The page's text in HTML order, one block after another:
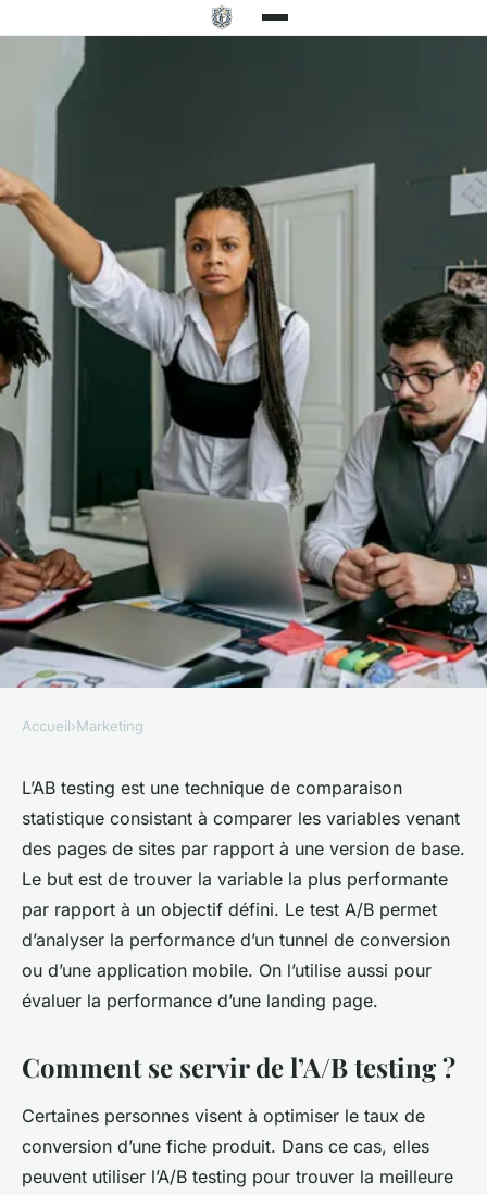
A/B testing : que faut-il retenir
de cette méthode ?
Clément•6 mai 2025•3 min de lecture
Accueil›Marketing
L’AB testing est une technique de comparaison
statistique consistant à comparer les variables venant
des pages de sites par rapport à une version de base.
Le but est de trouver la variable la plus performante
par rapport à un objectif défini. Le test A/B permet
d’analyser la performance d’un tunnel de conversion
ou d’une application mobile. On l’utilise aussi pour
évaluer la performance d’une landing page.
Comment se servir de l’A/B testing ?
Certaines personnes visent à optimiser le taux de
conversion d’une fiche produit. Dans ce cas, elles
peuvent utiliser l’A/B testing pour trouver la meilleure